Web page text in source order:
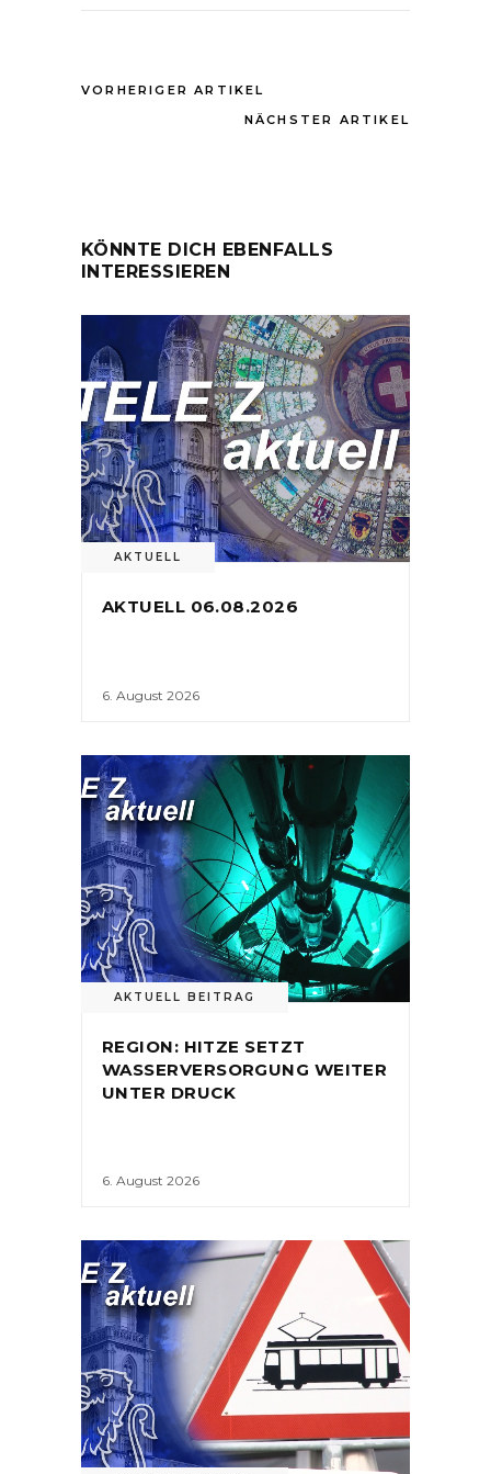
VORHERIGER ARTIKEL
NÄCHSTER ARTIKEL
KÖNNTE DICH EBENFALLS
INTERESSIEREN
AKTUELL
AKTUELL 06.08.2026
6. August 2026
AKTUELL BEITRAG
REGION: HITZE SETZT
WASSERVERSORGUNG WEITER
UNTER DRUCK
6. August 2026